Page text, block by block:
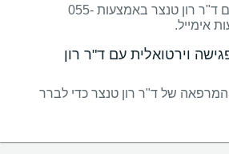
ניתן לקבוע פגישה עם ד"ר רון טנצר באמצעות 055-
וירטואלית עם ד"ר רון
של ד"ר רון טנצר כדי לברר